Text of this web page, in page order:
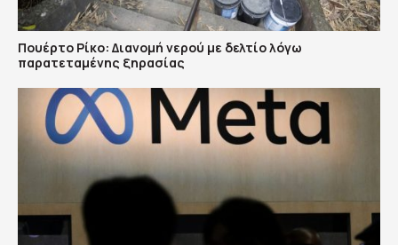
Πουέρτο Ρίκο: Διανομή νερού με δελτίο λόγω
παρατεταμένης ξηρασίας